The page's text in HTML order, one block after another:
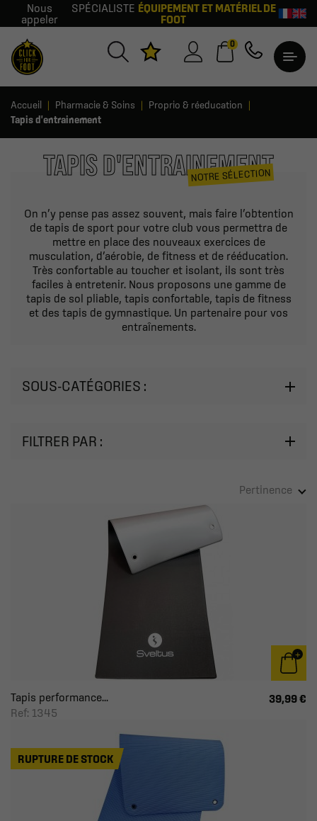
Nous
appeler
SPÉCIALISTE ÉQUIPEMENT ET MATÉRIEL DE
FOOT
0
Accueil Pharmacie & Soins
Proprio & réeducation
Tapis d'entrainement
TAPIS D'ENTRAINEMENT
NOTRE SÉLECTION
On n’y pense pas assez souvent, mais faire l’obtention
de tapis de sport pour votre club vous permettra de
mettre en place des nouveaux exercices de
musculation, d’aérobie, de fitness et de rééducation.
Très confortable au toucher et isolant, ils sont très
faciles à entretenir. Nous proposons une gamme de
tapis de sol pliable, tapis confortable, tapis de fitness
et des tapis de gymnastique. Un partenaire pour vos
entraînements.
SOUS-CATÉGORIES :
FILTRER PAR :
Pertinence
Tapis performance...
Ref: 1345
39,99 €
RUPTURE DE STOCK